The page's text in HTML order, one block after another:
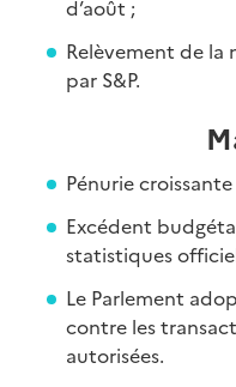
d’août ;
Relèvement de la
par S&P.
Pénurie
Excédent
statistiques
Le Parlement
contre les
autorisées.